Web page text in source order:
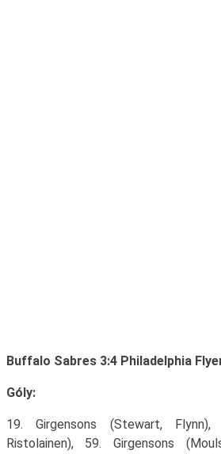
Buffalo Sabres 3:4 Philadelphia
Góly:
19. Girgensons (Stewart,
Ristolainen), 59. Girgensons